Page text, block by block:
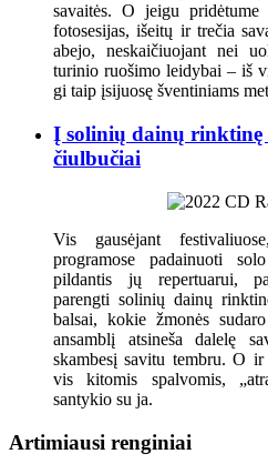
savaitės. O jeigu
fotosesijas, išeitų ir trečia
abejo, neskaičiuojant nei
turinio ruošimo leidybai – iš
gi taip įsijuosę šventiniams
Į solinių dainų rinktinę
čiulbučiai
Vis gausėjant
programose padainuoti
pildantis jų repertuarui,
parengti solinių dainų
balsai, kokie žmonės
ansamblį atsineša dalelę
skambesį savitu tembru. O
vis kitomis spalvomis,
santykio su ja.
Artimiausi renginiai